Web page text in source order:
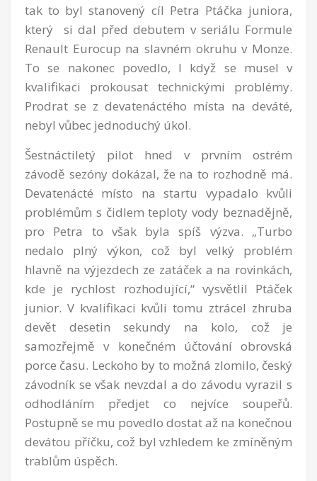
tak to byl stanovený cíl Petra Ptáčka juniora,
který si dal před debutem v seriálu Formule
Renault Eurocup na slavném okruhu v Monze.
To se nakonec povedlo, I když se musel v
kvalifikaci prokousat technickými problémy.
Prodrat se z devatenáctého místa na deváté,
nebyl vůbec jednoduchý úkol.
Šestnáctiletý pilot hned v prvním ostrém
závodě sezóny dokázal, že na to rozhodně má.
Devatenácté místo na startu vypadalo kvůli
problémům s čidlem teploty vody beznadějně,
pro Petra to však byla spíš výzva. „Turbo
nedalo plný výkon, což byl velký problém
hlavně na výjezdech ze zatáček a na rovinkách,
kde je rychlost rozhodující,“ vysvětlil Ptáček
junior. V kvalifikaci kvůli tomu ztrácel zhruba
devět desetin sekundy na kolo, což je
samozřejmě v konečném účtování obrovská
porce času. Leckoho by to možná zlomilo, český
závodník se však nevzdal a do závodu vyrazil s
odhodláním předjet co nejvíce soupeřů.
Postupně se mu povedlo dostat až na konečnou
devátou příčku, což byl vzhledem ke zmíněným
trablům úspěch.